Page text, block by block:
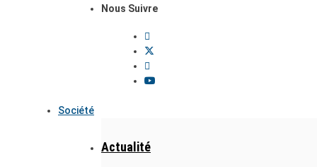
Nous Suivre
Société
Actualité